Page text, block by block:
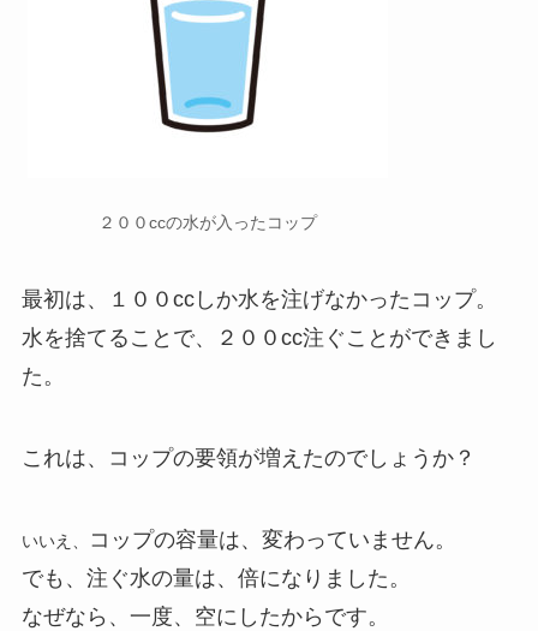
２００ccの水が入ったコップ
最初は、１００ccしか水を注げなかったコップ。
水を捨てることで、２００cc注ぐことができまし
た。
これは、コップの要領が増えたのでしょうか？
いいえ、
コップの容量は、変わっていません。
でも、注ぐ水の量は、倍になりました。
なぜなら、一度、空にしたからです。